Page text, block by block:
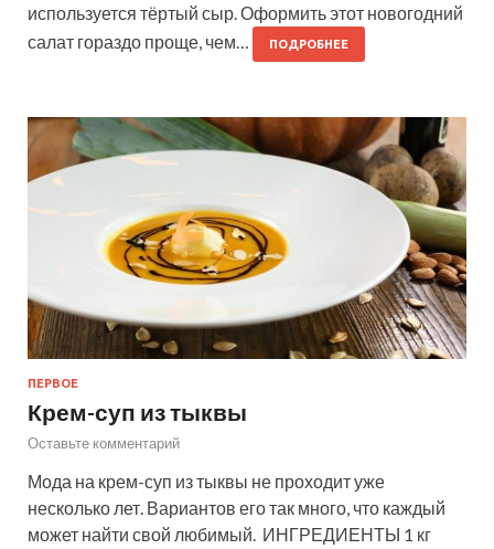
используется тёртый сыр. Оформить этот новогодний
салат гораздо проще, чем…
ПОДРОБНЕЕ
ПЕРВОЕ
Крем-суп из тыквы
Оставьте комментарий
Мода на крем-суп из тыквы не проходит уже
несколько лет. Вариантов его так много, что каждый
может найти свой любимый. ИНГРЕДИЕНТЫ 1 кг